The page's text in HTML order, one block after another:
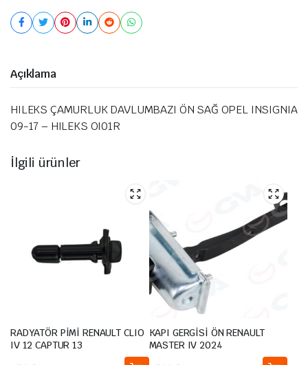
Açıklama
HILEKS ÇAMURLUK DAVLUMBAZI ÖN SAĞ OPEL INSIGNIA
09-17 – HILEKS OI01R
İlgili ürünler
RADYATÖR PİMİ RENAULT CLIO
IV 12 CAPTUR 13
KAPI GERGİSİ ÖN RENAULT
MASTER IV 2024